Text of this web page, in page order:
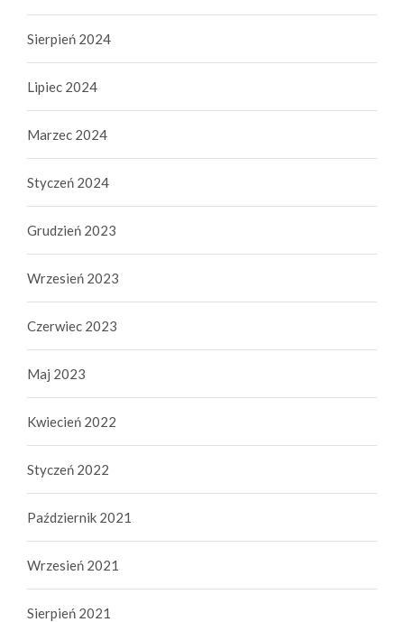
Sierpień 2024
Lipiec 2024
Marzec 2024
Styczeń 2024
Grudzień 2023
Wrzesień 2023
Czerwiec 2023
Maj 2023
Kwiecień 2022
Styczeń 2022
Październik 2021
Wrzesień 2021
Sierpień 2021